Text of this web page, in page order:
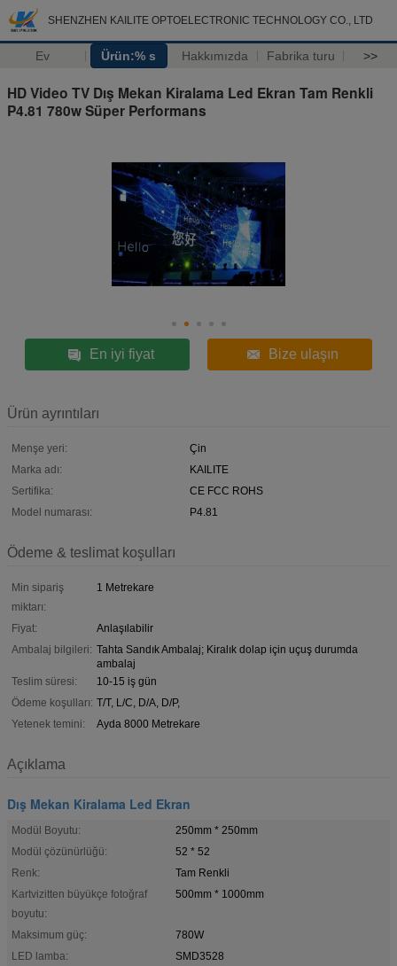
SHENZHEN KAILITE OPTOELECTRONIC TECHNOLOGY CO., LTD
Ev Ürün:% s Hakkımızda Fabrika turu >>
HD Video TV Dış Mekan Kiralama Led Ekran Tam Renkli
P4.81 780w Süper Performans
En iyi fiyat Bize ulaşın
Ürün ayrıntıları
Menşe yeri:
Çin
Marka adı:
KAILITE
Sertifika:
CE FCC ROHS
Model numarası:
P4.81
Ödeme & teslimat koşulları
Min sipariş
miktarı:
1 Metrekare
Fiyat:
Anlaşılabilir
Ambalaj bilgileri: Tahta Sandık Ambalaj; Kiralık dolap için uçuş durumda
ambalaj
Teslim süresi:
10-15 iş gün
Ödeme koşulları: T/T, L/C, D/A, D/P,
Yetenek temini:
Ayda 8000 Metrekare
Açıklama
Dış Mekan Kiralama Led Ekran
Modül Boyutu:
250mm * 250mm
Modül çözünürlüğü:
52 * 52
Renk:
Tam Renkli
Kartvizitten büyükçe fotoğraf
boyutu:
500mm * 1000mm
Maksimum güç:
780W
LED lamba:
SMD3528